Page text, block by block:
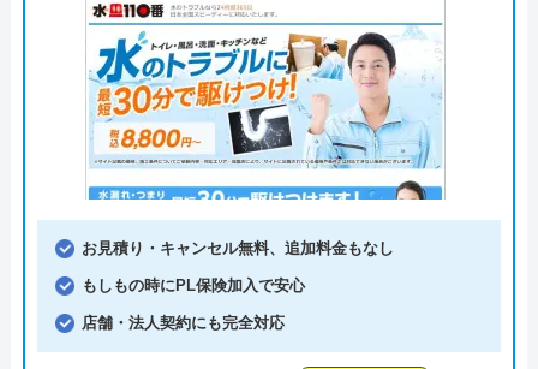
お見積り・キャンセル無料、追加料金もなし
もしもの時にPL保険加入で安心
店舗・法人契約にも完全対応